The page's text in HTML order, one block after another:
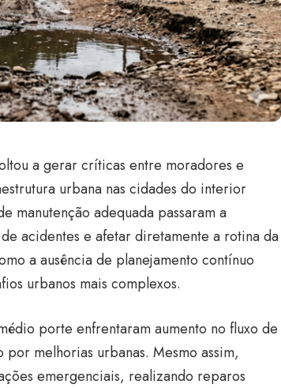
a gerar críticas entre moradores e
urbana nas cidades do interior
manutenção adequada passaram a
acidentes e afetar diretamente a rotina da
a ausência de planejamento contínuo
urbanos mais complexos.
porte enfrentaram aumento no fluxo de
melhorias urbanas. Mesmo assim,
emergenciais, realizando reparos